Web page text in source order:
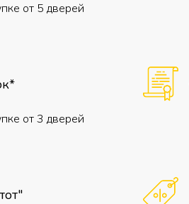
от 5 дверей
от 3 дверей